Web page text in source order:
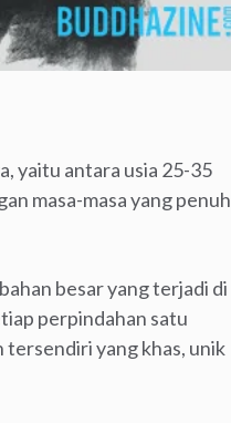
yaitu antara usia 25-35
masa-masa yang penuh
besar yang terjadi di
perpindahan satu
tersendiri yang khas, unik